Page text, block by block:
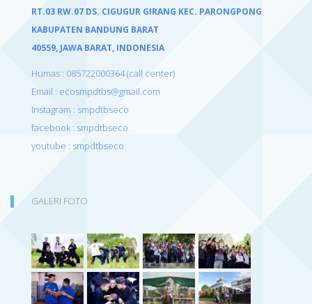
RT.03 RW.07 DS. CIGUGUR GIRANG KEC. PARONGPONG
KABUPATEN BANDUNG BARAT
40559, JAWA BARAT, INDONESIA
Humas : 085722000364 (call center)
Email : ecosmpdtbs@gmail.com
Instagram : smpdtbseco
facebook : smpdtbseco
youtube : smpdtbseco
GALERI FOTO